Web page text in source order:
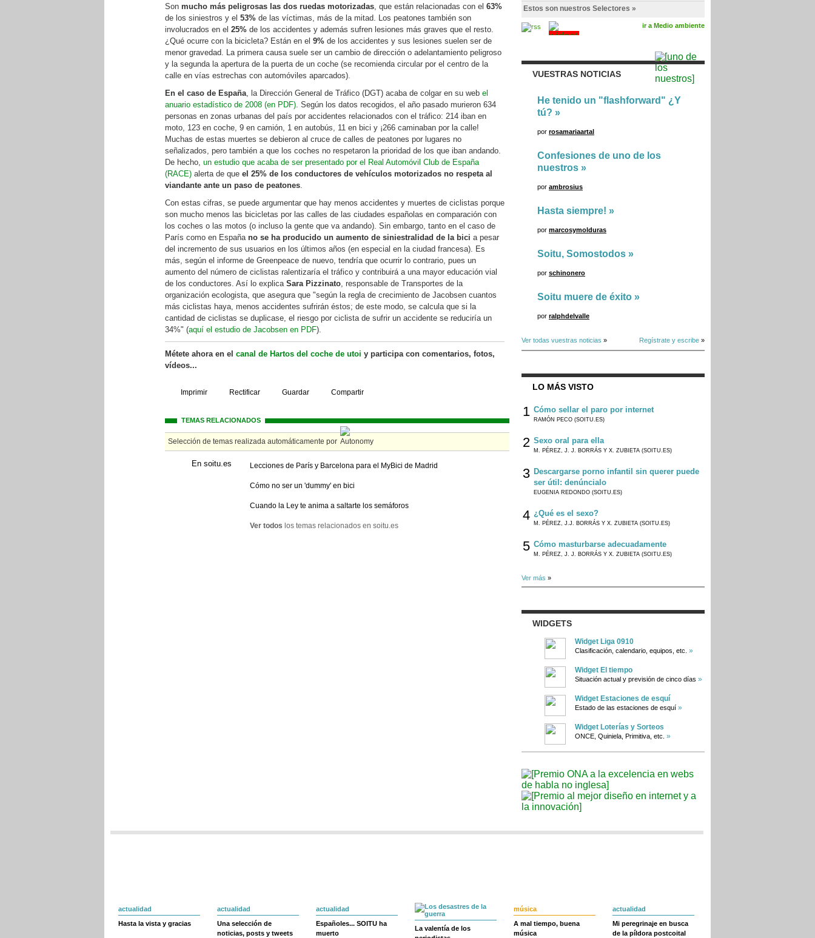
Son mucho más peligrosas las dos ruedas motorizadas, que están relacionadas con el 63%
de los siniestros y el 53% de las víctimas, más de la mitad. Los peatones también son
involucrados en el 25% de los accidentes y además sufren lesiones más graves que el resto.
¿Qué ocurre con la bicicleta? Están en el 9% de los accidentes y sus lesiones suelen ser de
menor gravedad. La primera causa suele ser un cambio de dirección o adelantamiento peligroso
y la segunda la apertura de la puerta de un coche (se recomienda circular por el centro de la
calle en vías estrechas con automóviles aparcados).
En el caso de España, la Dirección General de Tráfico (DGT) acaba de colgar en su web el
anuario estadístico de 2008 (en PDF). Según los datos recogidos, el año pasado murieron 634
personas en zonas urbanas del país por accidentes relacionados con el tráfico: 214 iban en
moto, 123 en coche, 9 en camión, 1 en autobús, 11 en bici y ¡266 caminaban por la calle!
Muchas de estas muertes se debieron al cruce de calles de peatones por lugares no
señalizados, pero también a que los coches no respetaron la prioridad de los que iban andando.
De hecho, un estudio que acaba de ser presentado por el Real Automóvil Club de España
(RACE) alerta de que el 25% de los conductores de vehículos motorizados no respeta al
viandante ante un paso de peatones.
Con estas cifras, se puede argumentar que hay menos accidentes y muertes de ciclistas porque
son mucho menos las bicicletas por las calles de las ciudades españolas en comparación con
los coches o las motos (o incluso la gente que va andando). Sin embargo, tanto en el caso de
París como en España no se ha producido un aumento de siniestralidad de la bici a pesar
del incremento de sus usuarios en los últimos años (en especial en la ciudad francesa). Es
más, según el informe de Greenpeace de nuevo, tendría que ocurrir lo contrario, pues un
aumento del número de ciclistas ralentizaría el tráfico y contribuirá a una mayor educación vial
de los conductores. Así lo explica Sara Pizzinato, responsable de Transportes de la
organización ecologista, que asegura que "según la regla de crecimiento de Jacobsen cuantos
más ciclistas haya, menos accidentes sufrirán éstos; de este modo, se calcula que si la
cantidad de ciclistas se duplicase, el riesgo por ciclista de sufrir un accidente se reduciría un
34%" (aquí el estudio de Jacobsen en PDF).
Métete ahora en el canal de Hartos del coche de utoi y participa con comentarios, fotos,
vídeos...
Imprimir Rectificar Guardar Compartir
TEMAS RELACIONADOS
Selección de temas realizada automáticamente por
En soitu.es Lecciones de París y Barcelona para el MyBici de Madrid
Cómo no ser un 'dummy' en bici
Cuando la Ley te anima a saltarte los semáforos
Ver todos los temas relacionados en soitu.es
Estos son nuestros Selectores »
ir a Medio ambiente
VUESTRAS NOTICIAS
He tenido un "flashforward" ¿Y
tú? »
por rosamariaartal
Confesiones de uno de los
nuestros »
por ambrosius
Hasta siempre! »
por marcosymolduras
Soitu, Somostodos »
por schinonero
Soitu muere de éxito »
por ralphdelvalle
Ver todas vuestras noticias » Regístrate y escribe »
LO MÁS VISTO
1 Cómo sellar el paro por internet
RAMÓN PECO (SOITU.ES)
2 Sexo oral para ella
M. PÉREZ, J. J. BORRÁS Y X. ZUBIETA (SOITU.ES)
3 Descargarse porno infantil sin querer puede
ser útil: denúncialo
EUGENIA REDONDO (SOITU.ES)
4 ¿Qué es el sexo?
M. PÉREZ, J.J. BORRÁS Y X. ZUBIETA (SOITU.ES)
5 Cómo masturbarse adecuadamente
M. PÉREZ, J. J. BORRÁS Y X. ZUBIETA (SOITU.ES)
Ver más »
WIDGETS
Widget Liga 0910
Clasificación, calendario, equipos, etc. »
Widget El tiempo
Situación actual y previsión de cinco días »
Widget Estaciones de esquí
Estado de las estaciones de esquí »
Widget Loterías y Sorteos
ONCE, Quiniela, Primitiva, etc. »
actualidad
Hasta la vista y gracias
actualidad
Una selección de
noticias, posts y tweets
actualidad
Españoles... SOITU ha
muerto
La valentía de los
música
A mal tiempo, buena
música
actualidad
Mi peregrinaje en busca
de la píldora postcoital